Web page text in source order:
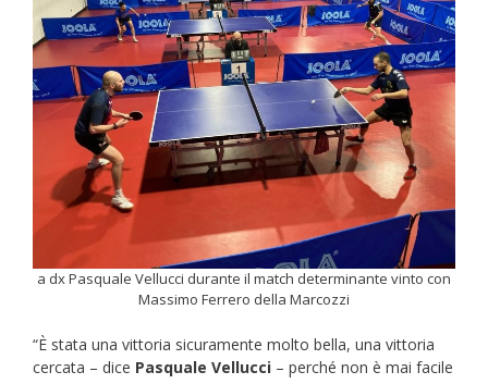
a dx Pasquale Vellucci durante il match determinante vinto con
Massimo Ferrero della Marcozzi
“È stata una vittoria sicuramente molto bella, una vittoria
cercata – dice Pasquale Vellucci – perché non è mai facile